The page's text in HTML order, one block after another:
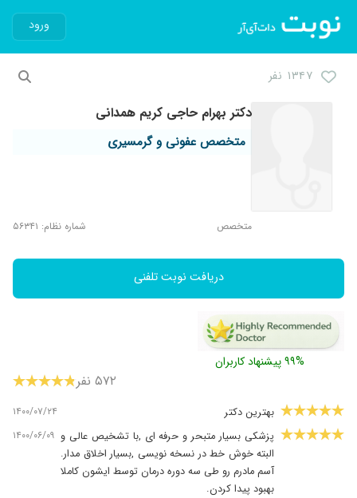
ورود
۱۳۴۷ نفر
دکتر بهرام حاجی کریم همدانی
متخصص عفونی و گرمسیری
متخصص شماره نظام: ۵۶۳۴۱
دریافت نوبت تلفنی
۹۹% پیشنهاد کاربران
۵۷۲ نفر
بهترین دکتر ۱۴۰۰/۰۷/۲۴
پزشکی بسیار متبحر و حرفه ای ,با تشخیص عالی و
البته خوش خط در نسخه نویسی ,بسیار اخلاق مدار.
آسم مادرم رو طی سه دوره درمان توسط ایشون کاملا
بهبود پیدا کردن.
۱۴۰۰/۰۶/۰۹